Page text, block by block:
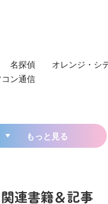
名探偵
ン通信
オレンジ・シ
もっと見る
関連書籍＆記事